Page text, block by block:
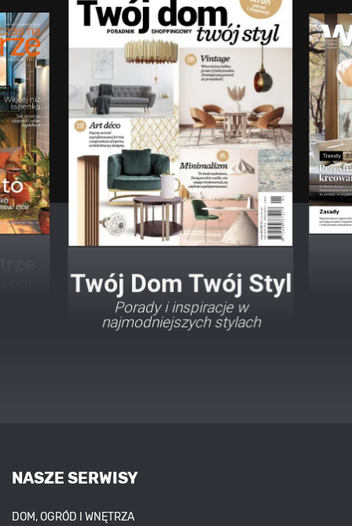
Twój Dom Twój Styl
Porady i inspiracje w
najmodniejszych stylach
NASZE SERWISY
DOM, OGRÓD I WNĘTRZA